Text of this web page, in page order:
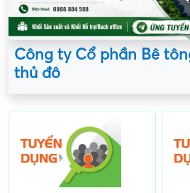
Công ty Cổ phần Bê
thủ đô